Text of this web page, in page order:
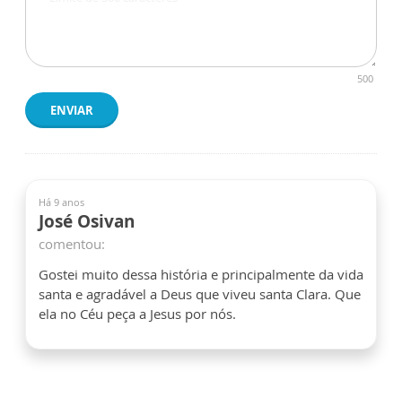
500
ENVIAR
Há 9 anos
José Osivan
comentou:
Gostei muito dessa história e principalmente da vida
santa e agradável a Deus que viveu santa Clara. Que
ela no Céu peça a Jesus por nós.